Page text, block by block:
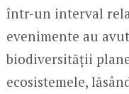
într-un interval
evenimente au
biodiversității
ecosistemele,